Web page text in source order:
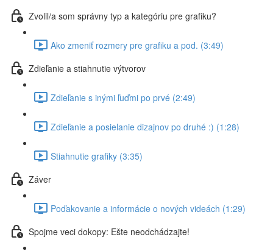
Zvolil/a som správny typ a kategóriu pre grafiku?
Ako zmeniť rozmery pre grafiku a pod. (3:49)
Zdieľanie a stiahnutie výtvorov
Zdieľanie s inými ľuďmi po prvé (2:49)
Zdieľanie a posielanie dizajnov po druhé :) (1:28)
Stiahnutie grafiky (3:35)
Záver
Poďakovanie a informácie o nových videách (1:29)
Spojme veci dokopy: Ešte neodchádzajte!